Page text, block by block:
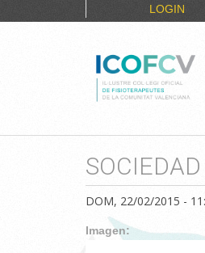
LOGIN
DOM, 22/02/2015 -
Imagen: